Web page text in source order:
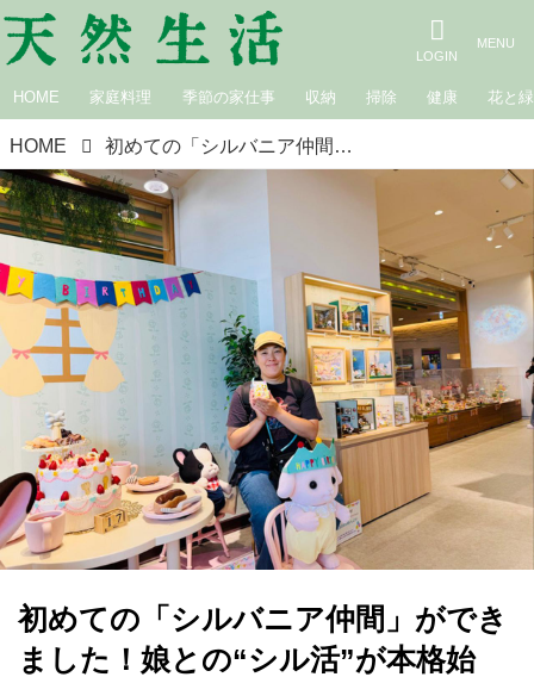
HOME 家庭料理 季節の家仕事 収納 掃除 健康 花と緑
HOME 初めての「シルバニア仲間」ができました！娘との“シル活”が本格始動、わが家こそシルバニアファミリー！？｜たんぽぽ白鳥久美子の手づくり暮らし
初めての「シルバニア仲間」ができ
ました！娘との“シル活”が本格始